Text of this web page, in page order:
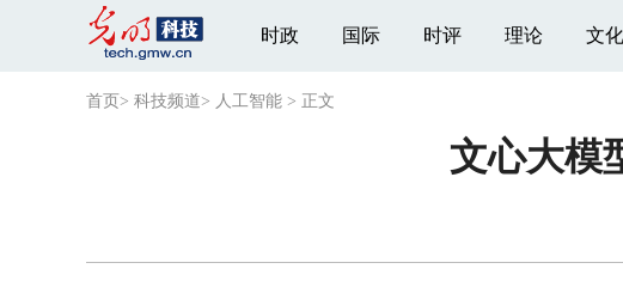
时政 国际 时评 理论 文化
首页 > 科技频道> 人工智能 > 正文
文心大模